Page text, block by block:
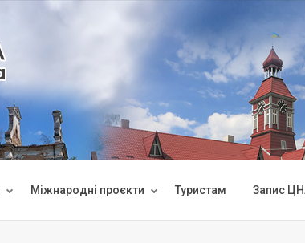
Міжнародні проєкти Туристам Запис